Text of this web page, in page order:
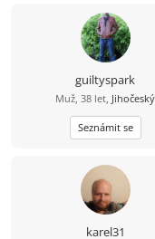
guiltyspark
Muž, 38 let, Jihočeský
Seznámit se
karel31